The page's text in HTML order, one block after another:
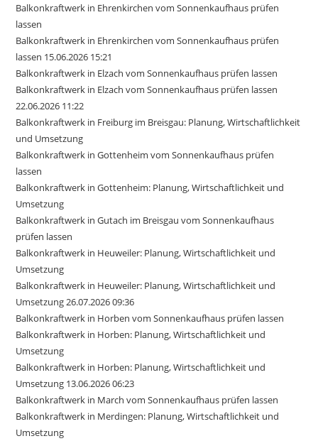
Balkonkraftwerk in Ehrenkirchen vom Sonnenkaufhaus prüfen
lassen
Balkonkraftwerk in Ehrenkirchen vom Sonnenkaufhaus prüfen
lassen 15.06.2026 15:21
Balkonkraftwerk in Elzach vom Sonnenkaufhaus prüfen lassen
Balkonkraftwerk in Elzach vom Sonnenkaufhaus prüfen lassen
22.06.2026 11:22
Balkonkraftwerk in Freiburg im Breisgau: Planung, Wirtschaftlichkeit
und Umsetzung
Balkonkraftwerk in Gottenheim vom Sonnenkaufhaus prüfen
lassen
Balkonkraftwerk in Gottenheim: Planung, Wirtschaftlichkeit und
Umsetzung
Balkonkraftwerk in Gutach im Breisgau vom Sonnenkaufhaus
prüfen lassen
Balkonkraftwerk in Heuweiler: Planung, Wirtschaftlichkeit und
Umsetzung
Balkonkraftwerk in Heuweiler: Planung, Wirtschaftlichkeit und
Umsetzung 26.07.2026 09:36
Balkonkraftwerk in Horben vom Sonnenkaufhaus prüfen lassen
Balkonkraftwerk in Horben: Planung, Wirtschaftlichkeit und
Umsetzung
Balkonkraftwerk in Horben: Planung, Wirtschaftlichkeit und
Umsetzung 13.06.2026 06:23
Balkonkraftwerk in March vom Sonnenkaufhaus prüfen lassen
Balkonkraftwerk in Merdingen: Planung, Wirtschaftlichkeit und
Umsetzung